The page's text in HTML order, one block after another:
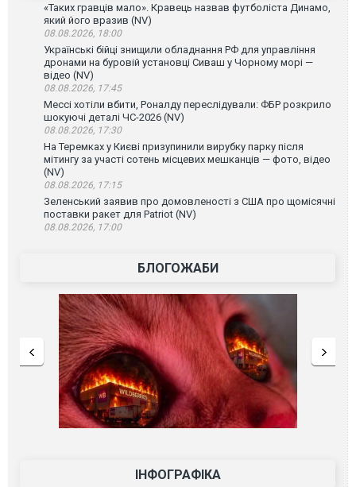
«Таких гравців мало». Кравець назвав футболіста Динамо,
який його вразив (NV)
08.08.2026, 18:00
Українські бійці знищили обладнання РФ для управління
дронами на буровій установці Сиваш у Чорному морі —
відео (NV)
08.08.2026, 17:45
Мессі хотіли вбити, Роналду переслідували: ФБР розкрило
шокуючі деталі ЧС-2026 (NV)
08.08.2026, 17:30
На Теремках у Києві призупинили вирубку парку після
мітингу за участі сотень місцевих мешканців — фото, відео
(NV)
08.08.2026, 17:15
Зеленський заявив про домовленості з США про щомісячні
поставки ракет для Patriot (NV)
08.08.2026, 17:00
БЛОГОЖАБИ
ІНФОГРАФІКА